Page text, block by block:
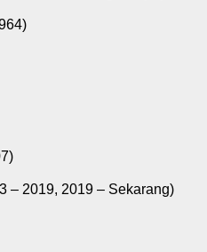
– 2019, 2019 – Sekarang)